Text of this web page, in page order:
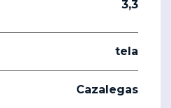
3,3
tela
Cazalegas